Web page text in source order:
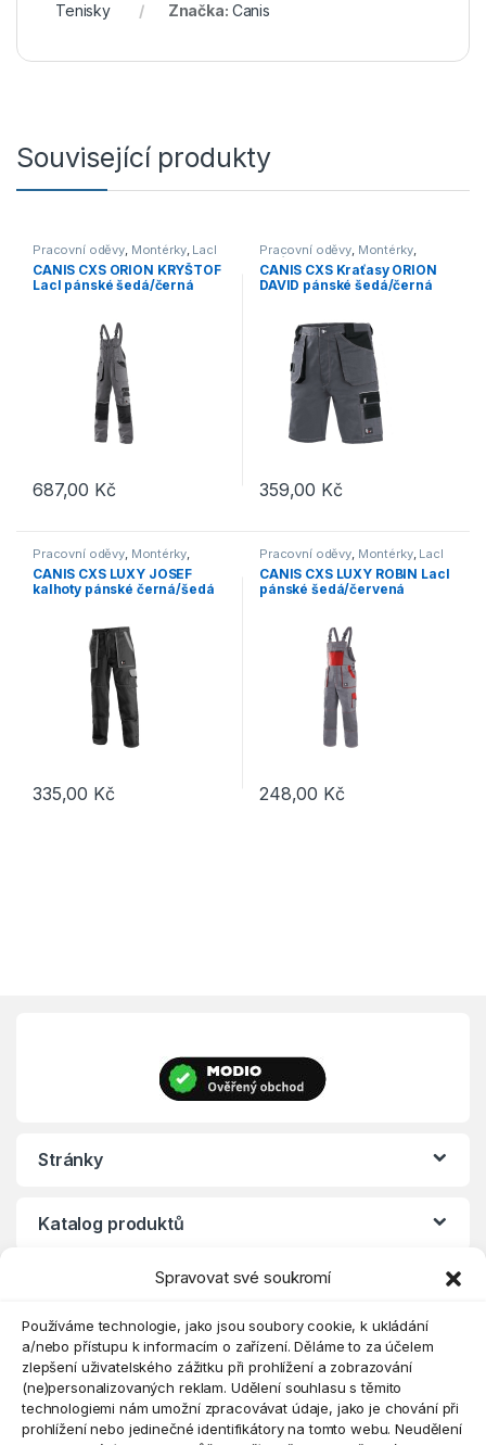
Spravovat své soukromí
Používáme technologie, jako jsou soubory cookie, k ukládání
a/nebo přístupu k informacím o zařízení. Děláme to za účelem
zlepšení uživatelského zážitku při prohlížení a zobrazování
(ne)personalizovaných reklam. Udělení souhlasu s těmito
technologiemi nám umožní zpracovávat údaje, jako je chování při
prohlížení nebo jedinečné identifikátory na tomto webu. Neudělení
Tenisky
Značka: Canis
Související produkty
Pracovní oděvy, Montérky, Lacl
CANIS CXS ORION KRYŠTOF
Lacl pánské šedá/černá
687,00 Kč
Tento produkt má více variant. Možnosti lze vybrat na stránce
Pracovní oděvy, Montérky,
Kraťasy
CANIS CXS Kraťasy ORION
DAVID pánské šedá/černá
359,00 Kč
Tento produkt má více
Pracovní oděvy, Montérky,
Kalhoty
CANIS CXS LUXY JOSEF
kalhoty pánské černá/šedá
335,00 Kč
Tento produkt má více variant. Možnosti lze vybrat na stránce
Pracovní oděvy, Montérky, Lacl
CANIS CXS LUXY ROBIN Lacl
pánské šedá/červená
248,00 Kč
Tento produkt má více
Stránky
Katalog produktů